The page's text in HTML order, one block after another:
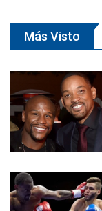
Más Visto